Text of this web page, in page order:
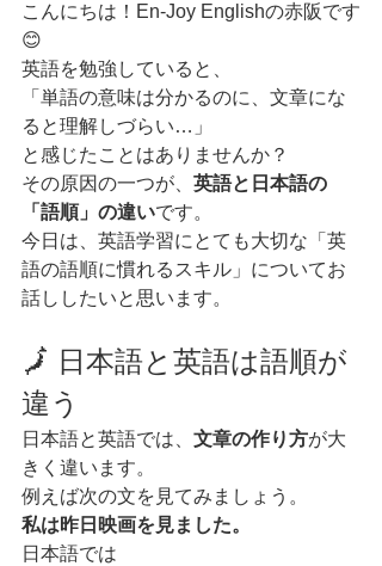
こんにちは！En-Joy Englishの赤阪です
😊
英語を勉強していると、
「単語の意味は分かるのに、文章にな
ると理解しづらい…」
と感じたことはありませんか？
その原因の一つが、 英語と日本語の
「語順」の違いです。
今日は、英語学習にとても大切な「英
語の語順に慣れるスキル」についてお
話ししたいと思います。
🗾 日本語と英語は語順が
違う
日本語と英語では、 文章の作り方が大
きく違います。
例えば次の文を見てみましょう。
私は昨日映画を見ました。
日本語では